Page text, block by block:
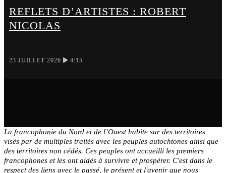
REFLETS D’ARTISTES : ROBERT
NICOLAS
23 JUILLET 2026 4:15
La francophonie du Nord et de l’Ouest habite sur des territoires
visés par de multiples traités avec les peuples autochtones ainsi que
des territoires non cédés. Ces peuples ont accueilli les premiers
francophones et les ont aidés à survivre et prospérer. C'est dans le
respect des liens avec le passé, le présent et l'avenir que nous